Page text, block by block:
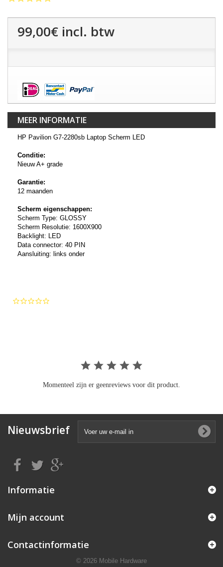
99,00€ incl. btw
MEER INFORMATIE
HP Pavilion G7-2280sb Laptop Scherm LED
Conditie:
Nieuw A+ grade
Garantie:
12 maanden
Scherm eigenschappen:
Scherm Type: GLOSSY
Scherm Resolutie: 1600X900
Backlight: LED
Data connector: 40 PIN
Aansluiting: links onder
Momenteel zijn er geenreviews voor dit product.
Nieuwsbrief
Informatie
Mijn account
Contactinformatie
© 2026 Mobile Hardware